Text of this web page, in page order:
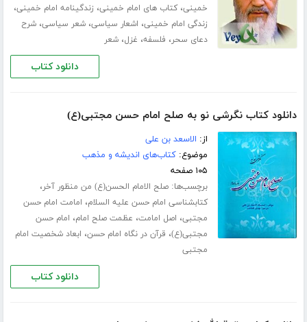
خمینی،کتاب های امام خمینی، زندگینامه امام خمینی،
زندگی امام خمینی، اشعار سیاسی،شعر سیاسی،شرح
دعاى سحر، فلسفه، غزل،شعر
دانلود کتاب
دانلود کتاب نگرشی نو به صلح امام حسن مجتبی(ع)
از: الاسعد بن علی
موضوع:کتاب‌های اندیشه و مذهب
۱۰۵ صفحه
برچسب‌ها:صلح الامام الحسن(ع) من منظور آخر،
کتابشناسی امام حسن علیه السلام، امامت امام حسن
مجتبی، اصل امامت، عظمت صلح امام، امام حسن
مجتبی(ع)، قرآن در نگاه امام حسن، ابعاد شخصیت امام
مجتبی
دانلود کتاب